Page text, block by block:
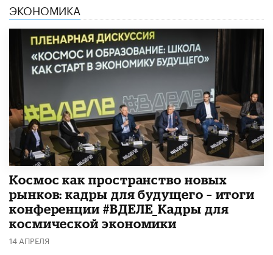
ЭКОНОМИКА
Космос как пространство новых
рынков: кадры для будущего – итоги
конференции #ВДЕЛЕ_Кадры для
космической экономики
14 АПРЕЛЯ